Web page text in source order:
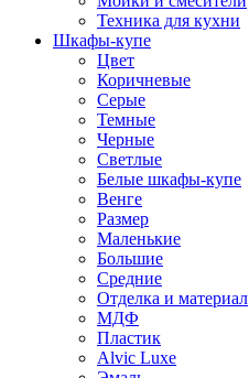
Техника для кухни
Шкафы-купе
Цвет
Коричневые
Серые
Темные
Черные
Светлые
Белые шкафы-купе
Венге
Размер
Маленькие
Большие
Средние
Отделка и материал
МДФ
Пластик
Alvic Luxe